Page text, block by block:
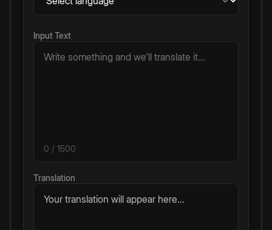
Input Text
0 / 1500
Translation
Your translation will appear here...